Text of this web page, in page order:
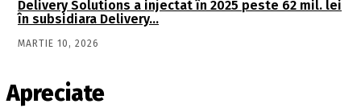
Delivery Solutions a injectat în 2025 peste 62 mil. lei
în subsidiara Delivery…
MARTIE 10, 2026
Apreciate